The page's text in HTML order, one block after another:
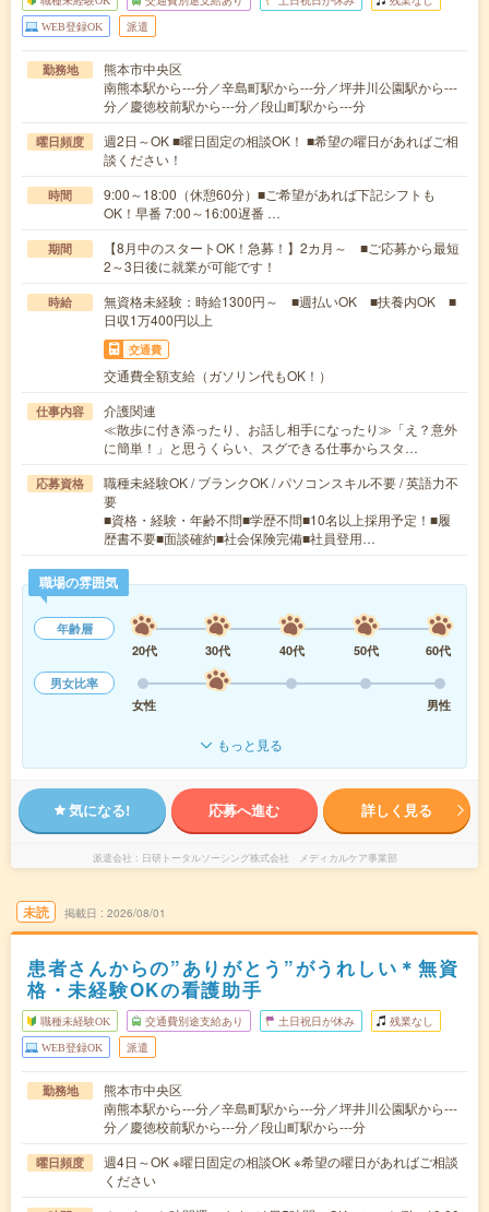
WEB登録OK 派遣
勤務地
熊本市中央区
南熊本駅から---分／辛島町駅から---分／坪井川公園駅から---
分／慶徳校前駅から---分／段山町駅から---分
曜日頻度
週2日～OK ■曜日固定の相談OK！ ■希望の曜日があればご相
談ください！
時間
9:00～18:00（休憩60分）■ご希望があれば下記シフトも
OK！早番 7:00～16:00遅番 …
期間
【8月中のスタートOK！急募！】2カ月～ ■ご応募から最短
2～3日後に就業が可能です！
時給
無資格未経験：時給1300円～ ■週払いOK ■扶養内OK ■
日収1万400円以上
交通費
交通費全額支給（ガソリン代もOK！）
仕事内容
介護関連
≪散歩に付き添ったり、お話し相手になったり≫「え？意外
に簡単！」と思うくらい、スグできる仕事からスタ…
応募資格
職種未経験OK / ブランクOK / パソコンスキル不要 / 英語力不
要
■資格・経験・年齢不問■学歴不問■10名以上採用予定！■履
歴書不要■面談確約■社会保険完備■社員登用…
職場の雰囲気
年齢層
20代
30代 40代 50代
60代
男女比率
女性
男性
もっと見る
気になる! 応募へ進む 詳しく見る
派遣会社 日研トータルソーシング株式会社 メディカルケア事業部
未読 掲載日 2026/08/01
患者さんからの”ありがとう”がうれしい＊無資
格・未経験OKの看護助手
職種未経験OK 交通費別途支給あり 土日祝日が休み 残業なし
WEB登録OK 派遣
勤務地
熊本市中央区
南熊本駅から---分／辛島町駅から---分／坪井川公園駅から---
分／慶徳校前駅から---分／段山町駅から---分
曜日頻度
週4日～OK ※曜日固定の相談OK ※希望の曜日があればご相談
ください